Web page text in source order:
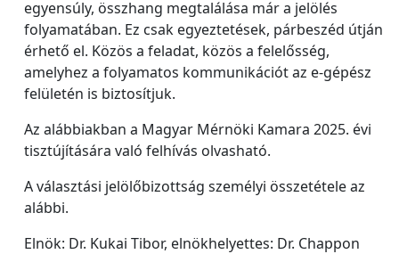
egyensúly, összhang megtalálása már a jelölés
folyamatában. Ez csak egyeztetések, párbeszéd útján
érhető el. Közös a feladat, közös a felelősség,
amelyhez a folyamatos kommunikációt az e-gépész
felületén is biztosítjuk.
Az alábbiakban a Magyar Mérnöki Kamara 2025. évi
tisztújítására való felhívás olvasható.
A választási jelölőbizottság személyi összetétele az
alábbi.
Elnök: Dr. Kukai Tibor, elnökhelyettes: Dr. Chappon